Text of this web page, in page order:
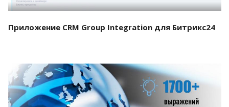
Приложение CRM Group Integration для Битрикс24